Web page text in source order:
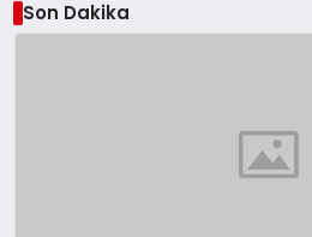
Son Dakika